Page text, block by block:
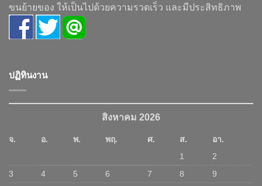
ขนย้ายของ ให้เป็นไปด้วยความรวดเร็ว และมีประสิทธิภาพ
ปฏิทินงาน
สิงหาคม 2026
จ. อ. พ. พฤ. ศ. ส.
อา.
1
2
3
4 5 6 7 8
9